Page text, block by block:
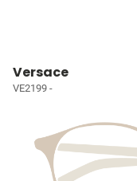
Versace
VE2199 -